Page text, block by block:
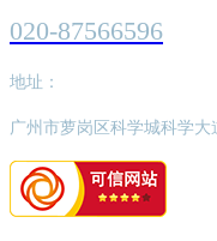
020-87566596
地址：
广州市萝岗区科学城科学大